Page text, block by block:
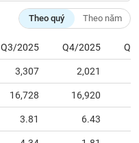
Theo quý Theo năm
Q3/2025 Q4/2025
3,307 2,021
16,728 16,920
3.81 6.43